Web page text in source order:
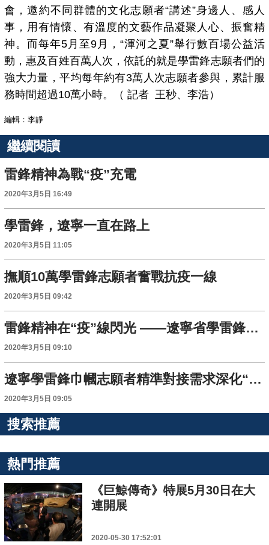
會，邀約不同群體的文化志願者“講述”身邊人、感人
事，用有情懷、有溫度的文藝作品凝聚人心、振奮精
神。而每年5月至9月，“渾河之夏”舉行數百場公益活
動，惠及百姓百萬人次，依託的就是學雷鋒志願者們的
強大力量，平均每年約有3萬人次志願者參與，累計服
務時間超過10萬小時。（ 記者 王秒、李浩）
編輯：李靜
繼續閱讀
雷鋒精神為戰“疫”充電
2020年3月5日 16:49
學雷鋒，遼寧一直在路上
2020年3月5日 11:05
撫順10萬學雷鋒志願者奮戰抗疫一線
2020年3月5日 09:42
雷鋒精神在“疫”線閃光 ——遼寧省學雷鋒志願服務工作綜述
2020年3月5日 09:10
遼寧學雷鋒巾幗志願者精準對接需求深化“五項行動”
2020年3月5日 09:05
搜索推薦
熱門推薦
《巨鯨傳奇》特展5月30日在大
連開展
2020-05-30 17:52:01